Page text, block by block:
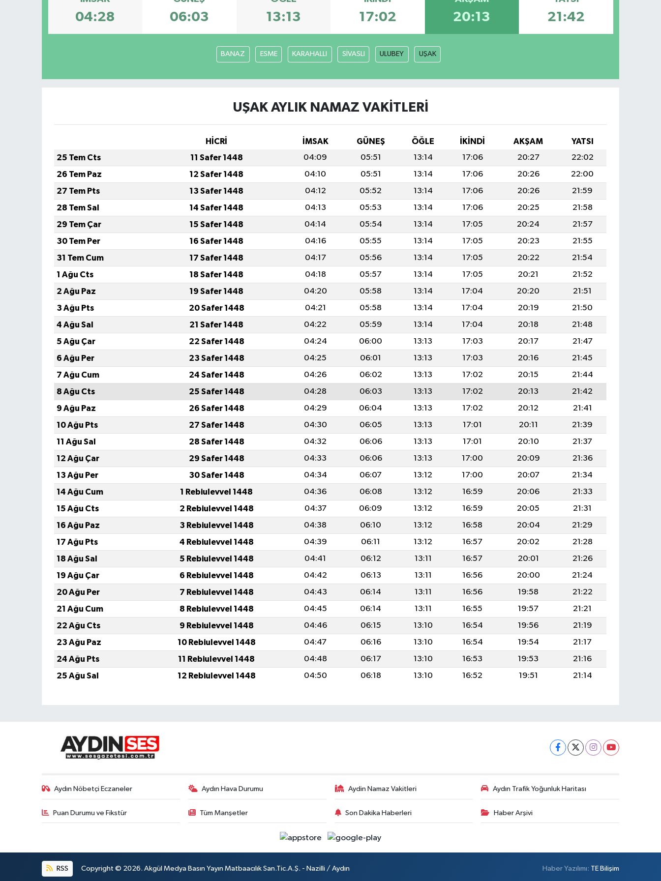
04:28 06:03 13:13 17:02 20:13 21:42
BANAZ ESME KARAHALLI SİVASLI ULUBEY UŞAK
UŞAK AYLIK NAMAZ VAKITLERI
HİCRİ İMSAK GÜNEŞ ÖĞLE İKINDI AKŞAM
YATSI
25 Tem Cts
11 Safer 1448 04:09 05:51 13:14 17:06 20:27
22:02
26 Tem Paz
12 Safer 1448 04:10 05:51 13:14 17:06 20:26
22:00
27 Tem Pts
13 Safer 1448 04:12 05:52 13:14 17:06 20:26
21:59
28 Tem Sal
14 Safer 1448 04:13 05:53 13:14 17:06 20:25
21:58
29 Tem Çar
15 Safer 1448 04:14 05:54 13:14 17:05 20:24
21:57
30 Tem Per
16 Safer 1448 04:16 05:55 13:14 17:05 20:23
21:55
31 Tem Cum
17 Safer 1448 04:17 05:56 13:14 17:05 20:22
21:54
1 Ağu Cts
18 Safer 1448 04:18 05:57 13:14 17:05 20:21
21:52
2 Ağu Paz
19 Safer 1448 04:20 05:58 13:14 17:04 20:20
21:51
3 Ağu Pts
20 Safer 1448 04:21 05:58 13:14 17:04 20:19
21:50
4 Ağu Sal
21 Safer 1448 04:22 05:59 13:14 17:04 20:18
21:48
5 Ağu Çar
22 Safer 1448 04:24 06:00 13:13 17:03 20:17
21:47
6 Ağu Per
23 Safer 1448 04:25 06:01 13:13 17:03 20:16
21:45
7 Ağu Cum
24 Safer 1448 04:26 06:02 13:13 17:02 20:15
21:44
8 Ağu Cts
25 Safer 1448 04:28 06:03 13:13 17:02 20:13
21:42
9 Ağu Paz
26 Safer 1448 04:29 06:04 13:13 17:02 20:12
21:41
10 Ağu Pts
27 Safer 1448 04:30 06:05 13:13 17:01 20:11
21:39
11 Ağu Sal
28 Safer 1448 04:32 06:06 13:13 17:01 20:10
21:37
12 Ağu Çar
29 Safer 1448 04:33 06:06 13:13 17:00 20:09
21:36
13 Ağu Per
30 Safer 1448 04:34 06:07 13:12 17:00 20:07
21:34
14 Ağu Cum
1 Rebiulevvel 1448 04:36 06:08 13:12 16:59 20:06
21:33
15 Ağu Cts
2 Rebiulevvel 1448 04:37 06:09 13:12 16:59 20:05
21:31
16 Ağu Paz
3 Rebiulevvel 1448 04:38 06:10 13:12 16:58 20:04
21:29
17 Ağu Pts
4 Rebiulevvel 1448 04:39 06:11 13:12 16:57 20:02
21:28
18 Ağu Sal
5 Rebiulevvel 1448 04:41 06:12 13:11 16:57 20:01
21:26
19 Ağu Çar
6 Rebiulevvel 1448 04:42 06:13 13:11 16:56 20:00
21:24
20 Ağu Per
7 Rebiulevvel 1448 04:43 06:14 13:11 16:56 19:58
21:22
21 Ağu Cum
8 Rebiulevvel 1448 04:45 06:14 13:11 16:55 19:57
21:21
22 Ağu Cts
9 Rebiulevvel 1448 04:46 06:15 13:10 16:54 19:56
21:19
23 Ağu Paz
10 Rebiulevvel 1448 04:47 06:16 13:10 16:54 19:54
21:17
24 Ağu Pts
11 Rebiulevvel 1448 04:48 06:17 13:10 16:53 19:53
21:16
25 Ağu Sal
12 Rebiulevvel 1448 04:50 06:18 13:10 16:52 19:51 21:14
Aydın Nöbetçi Eczaneler Aydın Hava Durumu Aydin Namaz Vakitleri Aydın Trafik Yoğunluk Haritası
Puan Durumu ve Fikstür Tüm Manşetler Son Dakika Haberleri Haber Arşivi
RSS Copyright © 2026. Akgül Medya Basın Yayın Matbaacılık San.Tic.A.Ş. - Nazilli / Aydın Haber Yazılımı: TE Bilişim